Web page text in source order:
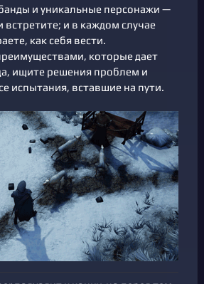
и уникальные персонажи —
встретите; и в каждом случае
как себя вести.
которые дает
ищите решения проблем и
испытания, вставшие на пути.